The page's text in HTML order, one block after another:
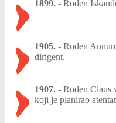
1899. - Rođen
1905. - Rođen
dirigent.
1907. - Rođen Claus
koji je planirao